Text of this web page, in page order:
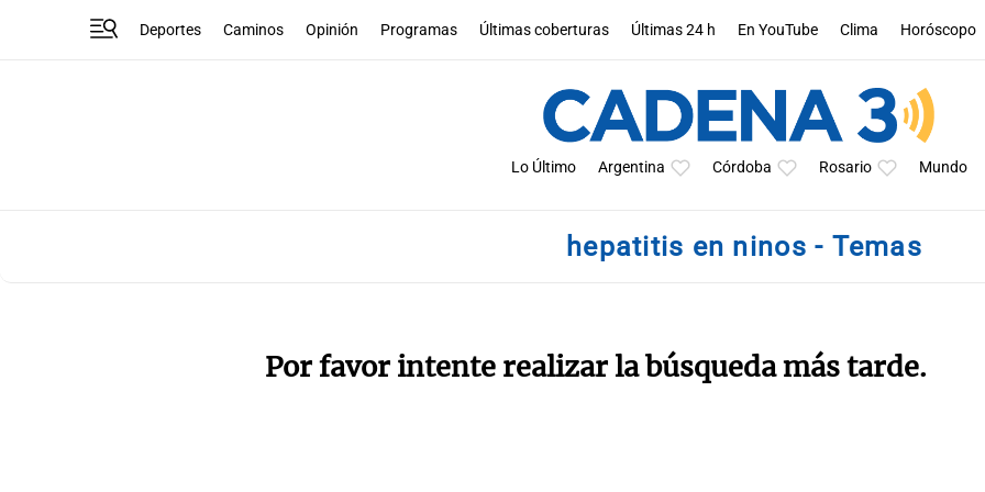
Deportes Caminos Opinión Programas Últimas coberturas Últimas 24 h En YouTube Clima Horóscopo
Lo Último Argentina Córdoba Rosario Mundo
hepatitis en ninos - Temas
Por favor intente realizar la búsqueda más tarde.